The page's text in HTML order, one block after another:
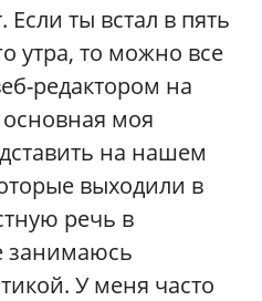
Если ты встал в пять
утра, то можно все
редактором на
моя
на нашем
выходили в
речь в
занимаюсь
У меня часто